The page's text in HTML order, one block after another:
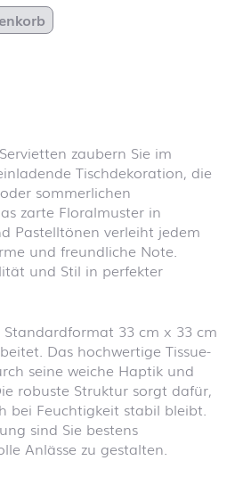
Servietten zaubern Sie im
Tischdekoration, die
sommerlichen
zarte Floralmuster in
Pastelltönen verleiht jedem
und freundliche Note.
und Stil in perfekter
Standardformat 33 cm x 33 cm
Das hochwertige Tissue-
seine weiche Haptik und
robuste Struktur sorgt dafür,
bei Feuchtigkeit stabil bleibt.
sind Sie bestens
Anlässe zu gestalten.